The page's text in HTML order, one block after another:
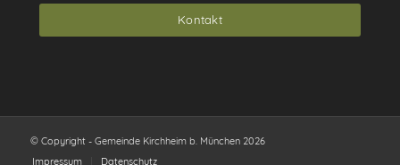
Kontakt
© Copyright - Gemeinde Kirchheim b. München 2026
Impressum
Datenschutz